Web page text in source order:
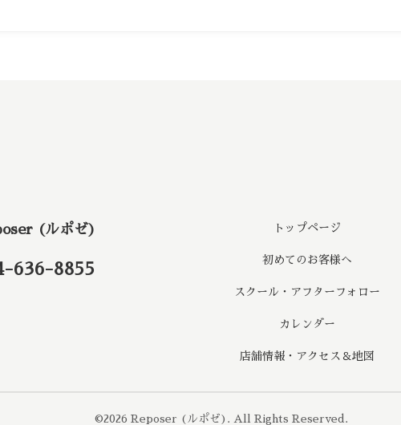
(ルポゼ)
636-8855
トップページ
初めてのお客様へ
スクール・アフターフォロー
カレンダー
店舗情報・アクセス＆地図
©2026 Reposer (ルポゼ) . All Rights Reserved.